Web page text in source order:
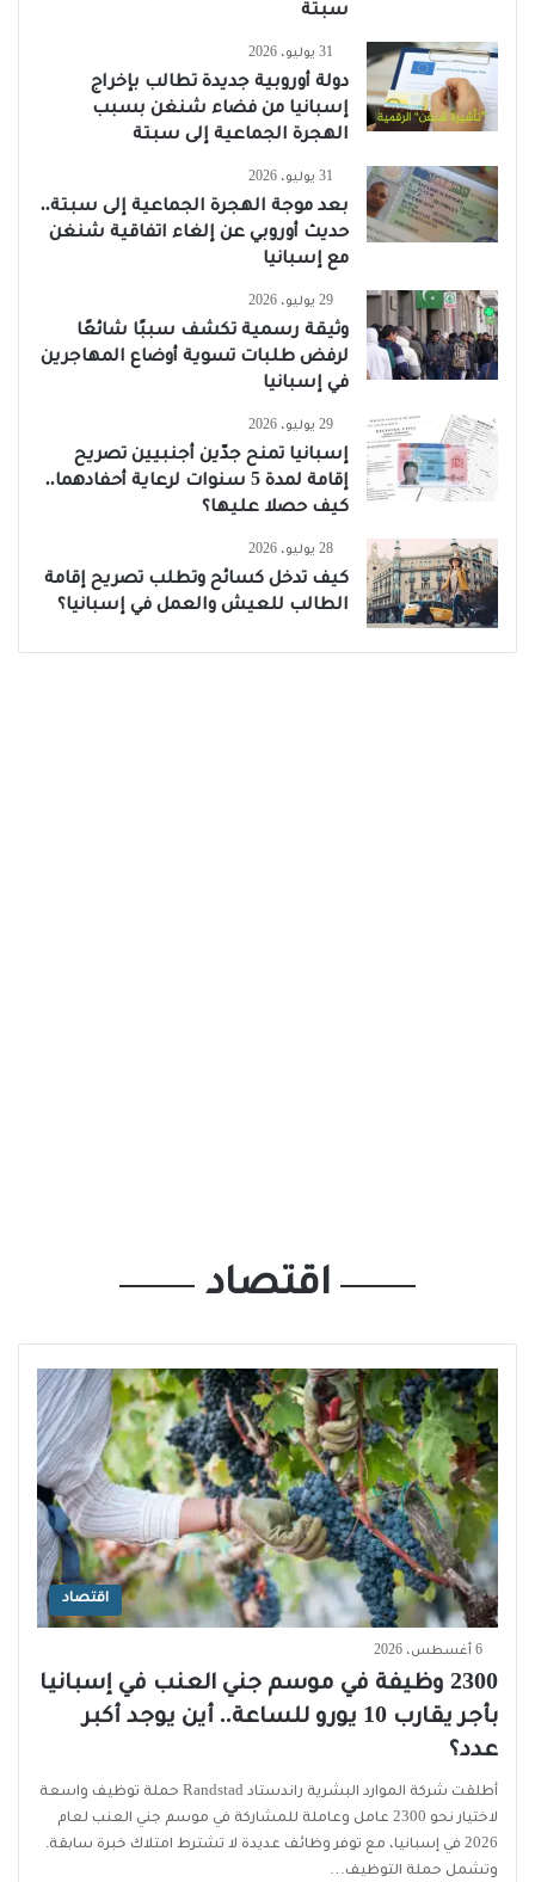
سبتة
31 يوليو، 2026
دولة أوروبية جديدة تطالب بإخراج
إسبانيا من فضاء شنغن بسبب
الهجرة الجماعية إلى سبتة
31 يوليو، 2026
بعد موجة الهجرة الجماعية إلى سبتة..
حديث أوروبي عن إلغاء اتفاقية شنغن
مع إسبانيا
29 يوليو، 2026
وثيقة رسمية تكشف سببًا شائعًا
لرفض طلبات تسوية أوضاع المهاجرين
في إسبانيا
29 يوليو، 2026
إسبانيا تمنح جدّين أجنبيين تصريح
إقامة لمدة 5 سنوات لرعاية أحفادهما..
كيف حصلا عليها؟
28 يوليو، 2026
كيف تدخل كسائح وتطلب تصريح إقامة
الطالب للعيش والعمل في إسبانيا؟
اقتصاد
اقتصاد
6 أغسطس، 2026
2300 وظيفة في موسم جني العنب في إسبانيا
بأجر يقارب 10 يورو للساعة.. أين يوجد أكبر
عدد؟
أطلقت شركة الموارد البشرية راندستاد Randstad حملة توظيف واسعة
لاختيار نحو 2300 عامل وعاملة للمشاركة في موسم جني العنب لعام
2026 في إسبانيا، مع توفر وظائف عديدة لا تشترط امتلاك خبرة سابقة.
وتشمل حملة التوظيف…